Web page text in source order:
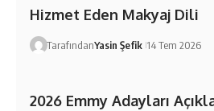
Hizmet Eden Makyaj Dili
TarafındanYasin Şefik 14 Tem 2026
2026 Emmy Adayları